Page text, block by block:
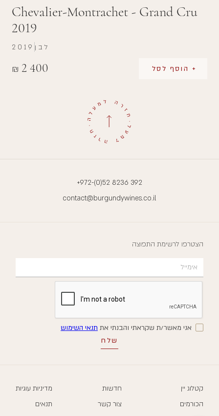
Chevalier-Montrachet - Grand Cru
2019
₪ 2 400 + הוסף לסל
2019 לבן
+972-(0)52 8236 392
contact@burgundywines.co.il
הצטרפו לרשימת התפוצה
אני מאשר/ת שקראתי והבנתי את תנאי השימוש
קטלוג יין
הכורמים
חדשות
צור קשר
מדיניות עוגיות
תנאים